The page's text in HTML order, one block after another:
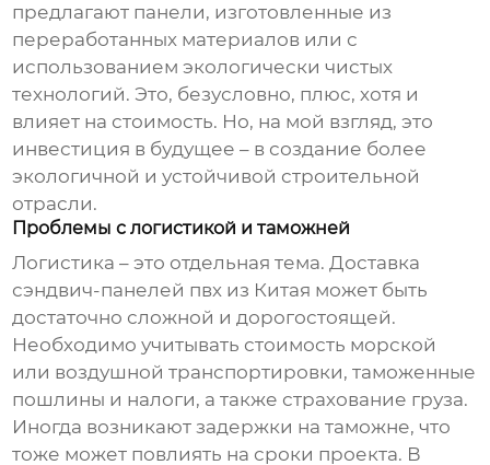
предлагают панели, изготовленные из
переработанных материалов или с
использованием экологически чистых
технологий. Это, безусловно, плюс, хотя и
влияет на стоимость. Но, на мой взгляд, это
инвестиция в будущее – в создание более
экологичной и устойчивой строительной
отрасли.
Проблемы с логистикой и таможней
Логистика – это отдельная тема. Доставка
сэндвич-панелей пвх из Китая может быть
достаточно сложной и дорогостоящей.
Необходимо учитывать стоимость морской
или воздушной транспортировки, таможенные
пошлины и налоги, а также страхование груза.
Иногда возникают задержки на таможне, что
тоже может повлиять на сроки проекта. В